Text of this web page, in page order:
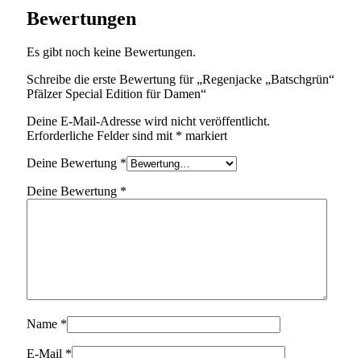
Bewertungen
Es gibt noch keine Bewertungen.
Schreibe die erste Bewertung für „Regenjacke „Batschgrün“
Pfälzer Special Edition für Damen“
Deine E-Mail-Adresse wird nicht veröffentlicht.
Erforderliche Felder sind mit * markiert
Deine Bewertung *
Deine Bewertung *
Name *
E-Mail *